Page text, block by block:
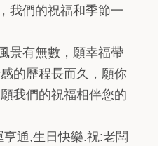
我們的祝福和季節一
景有無數，願幸福帶
的歷程長而久，願你
我們的祝福相伴您的
通,生日快樂.祝:老闆